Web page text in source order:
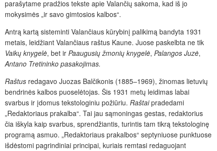
parašytame pradžios tekste apie Valančių sakoma, kad iš jo
mokysimės „ir savo gimtosios kalbos“.
Antrą kartą sisteminti Valančiaus kūrybinį palikimą bandyta 1931
metais, leidžiant Valančiaus raštus Kaune. Juose paskelbta ne tik
Vaikų knygelė, bet ir Paaugusių žmonių knygelė, Palangos Juzė,
Antano Tretininko pasakojimas.
Raštus redagavo Juozas Balčikonis (1885–1969), žinomas lietuvių
bendrinės kalbos puoselėtojas. Šis 1931 metų leidimas labai
svarbus ir įdomus tekstologiniu požiūriu. Raštaipradedami
„Redaktoriaus prakalba“. Tai jau sąmoningas gestas, redaktorius
čia iškyla kaip svarbus, sprendžiantis, turintis tam tikrą tekstologinę
programą asmuo. „Redaktoriaus prakalbos“ septyniuose punktuose
išdėstomi pagrindiniai principai, kuriais remtasi redaguojant